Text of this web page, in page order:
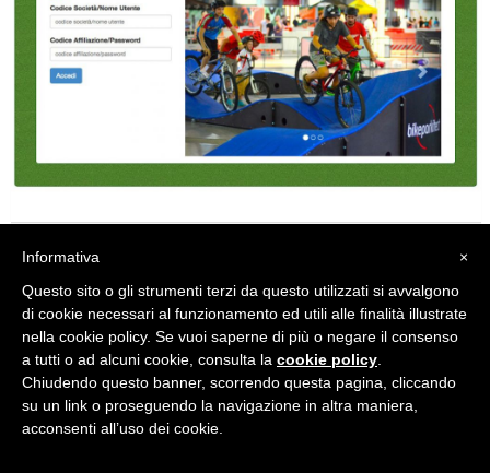
NEWSLETTER UISPORT ×
Informativa
Questo sito o gli strumenti terzi da questo utilizzati si avvalgono
di cookie necessari al funzionamento ed utili alle finalità illustrate
nella cookie policy. Se vuoi saperne di più o negare il consenso
a tutti o ad alcuni cookie, consulta la cookie policy
Chiudendo questo banner, scorrendo questa pagina, cliccando
su un link o proseguendo la navigazione in altra maniera,
acconsenti all’uso dei cookie.